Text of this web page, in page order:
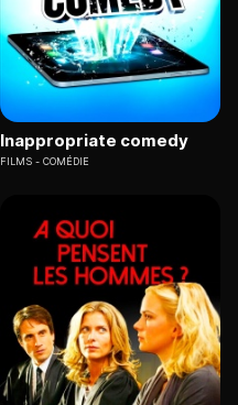
Inappropriate comedy
FILMS COMÉDIE